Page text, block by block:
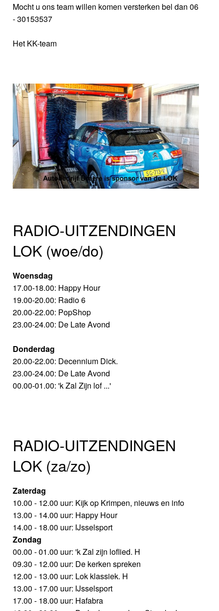
Mocht u ons team willen komen versterken bel dan 06
- 30153537
Het KK-team
RADIO-UITZENDINGEN
LOK (woe/do)
Woensdag
17.00-18.00: Happy Hour
19.00-20.00: Radio 6
20.00-22.00: PopShop
23.00-24.00: De Late Avond
Donderdag
20.00-22.00: Decennium Dick.
23.00-24.00: De Late Avond
00.00-01.00: 'k Zal Zijn lof ...'
RADIO-UITZENDINGEN
LOK (za/zo)
Zaterdag
10.00 - 12.00 uur: Kijk op Krimpen, nieuws en info
13.00 - 14.00 uur: Happy Hour
14.00 - 18.00 uur: IJsselsport
Zondag
00.00 - 01.00 uur: 'k Zal zijn loflied. H
09.30 - 12.00 uur: De kerken spreken
12.00 - 13.00 uur: Lok klassiek. H
13.00 - 17.00 uur: IJsselsport
17.00 - 18.00 uur: Hafabra